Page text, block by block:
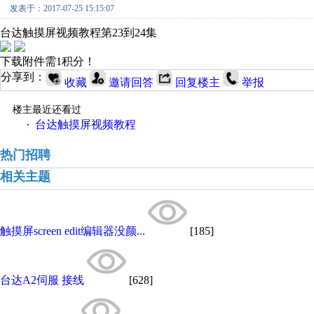
发表于：2017-07-25 15:15:07
台达触摸屏视频教程第23到24集
下载附件需1积分！
分享到：
收藏 邀请回答 回复楼主 举报
楼主最近还看过
·
台达触摸屏视频教程
热门招聘
相关主题
触摸屏screen edit编辑器没颜... [185]
台达A2伺服 接线 [628]